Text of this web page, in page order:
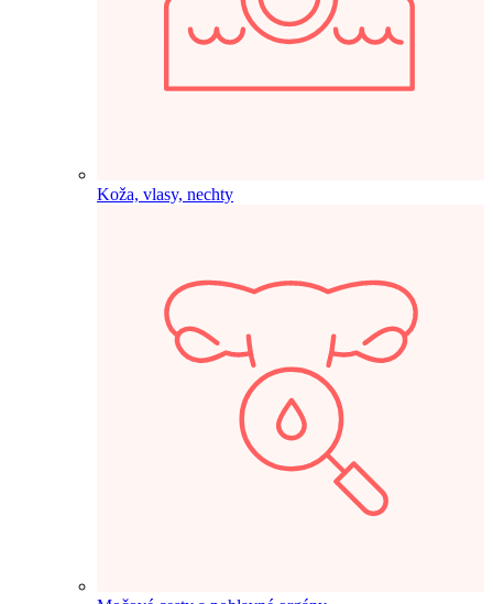
Koža, vlasy, nechty